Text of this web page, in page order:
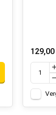
129,00